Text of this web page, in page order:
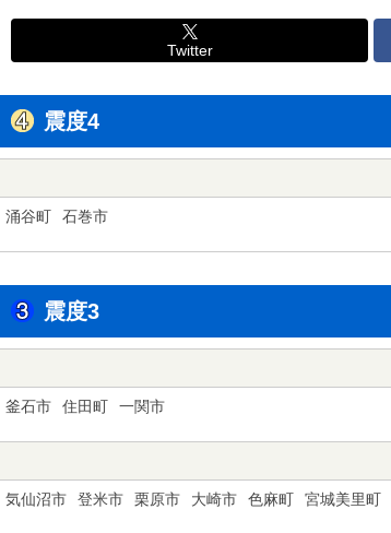
Twitter
震度4
涌谷町 石巻市
震度3
釜石市 住田町 一関市
気仙沼市 登米市 栗原市 大崎市 色麻町 宮城美里町